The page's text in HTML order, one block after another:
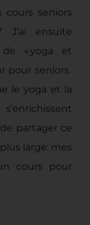
cours seniors
J’ai ensuite
« yoga et
pour seniors.
le yoga et la
partager ce
large: mes
cours pour